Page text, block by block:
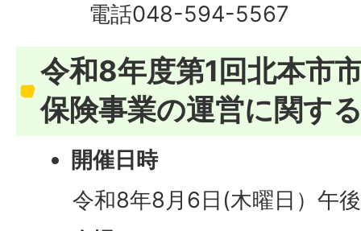
電話048-594-5567
令和8年度第1回北本市
保険事業の運営に関す
開催日時
令和8年8月6日(木曜日）午